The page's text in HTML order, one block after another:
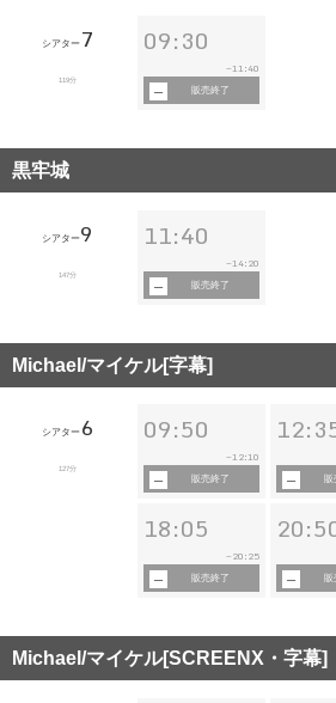
シアター 7
119分
09:30
~11:40
販売終了
黒牢城
シアター9
147分
11:40
~ 14:20
販売終了
Michael/マイケル[字幕]
シアター 6
127分
09:50
~12:10
販売終了 販
18:05
~ 20:25
販売終了
販
Michael/マイケル[SCREENX・字幕]